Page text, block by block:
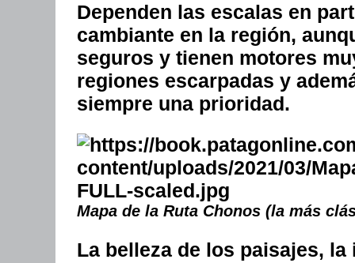
Dependen las escalas en
cambiante en la región,
seguros y tienen motores
regiones escarpadas y
siempre una prioridad.
Mapa de la Ruta Chonos (la más
La belleza de los paisajes,